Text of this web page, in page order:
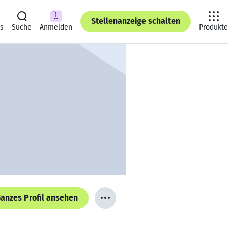
Suche Anmelden
Stellenanzeige schalten
Produkte
Profil ansehen